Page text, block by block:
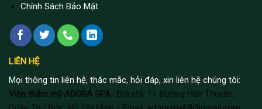
Chính Sách Bảo Mật
LIÊN HỆ
Mọi thông tin liên hệ, thắc mắc, hỏi đáp, xin liên hệ chúng tôi:
Viện thẩm mỹ ADORA SPA- Địa chỉ: 11 Đường Hàn Thuyên,